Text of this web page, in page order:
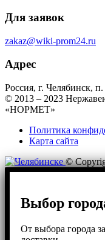
Для заявок
zakaz@wiki-prom24.ru
Адрес
Россия, г. Челябинск,
© 2013 – 2023
«НОРМЕТ»
Политика
Карта сайта
©
Выбор
От выбора города